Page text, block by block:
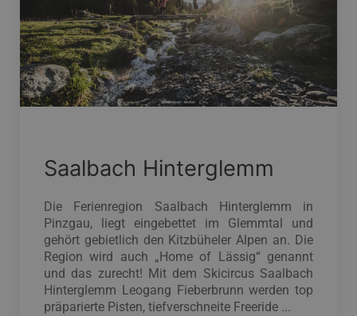
Saalbach Hinterglemm
Die Ferienregion Saalbach Hinterglemm in
Pinzgau, liegt eingebettet im Glemmtal und
gehört gebietlich den Kitzbüheler Alpen an. Die
Region wird auch „Home of Lässig“ genannt
und das zurecht! Mit dem Skicircus Saalbach
Hinterglemm Leogang Fieberbrunn werden top
präparierte Pisten, tiefverschneite Freeride ...